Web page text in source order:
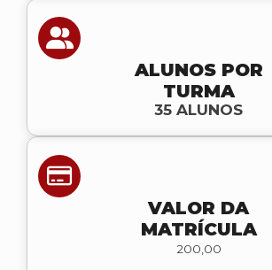
ALUNOS POR
TURMA
35 ALUNOS
VALOR DA
MATRÍCULA
200,00